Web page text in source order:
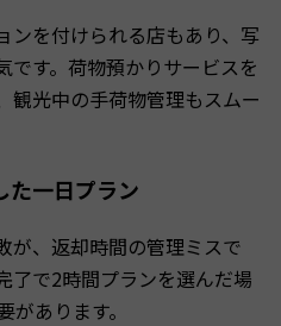
ンを付けられる店もあり、写
です。荷物預かりサービスを
観光中の手荷物管理もスムー
た一日プラン
が、返却時間の管理ミスで
了で2時間プランを選んだ場
あります。